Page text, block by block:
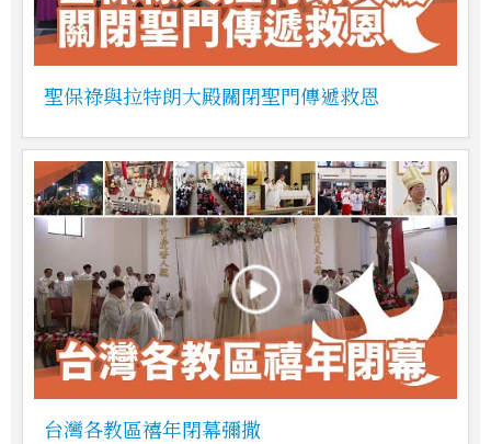
聖保祿與拉特朗大殿關閉聖門傳遞救恩
台灣各教區禧年閉幕彌撒